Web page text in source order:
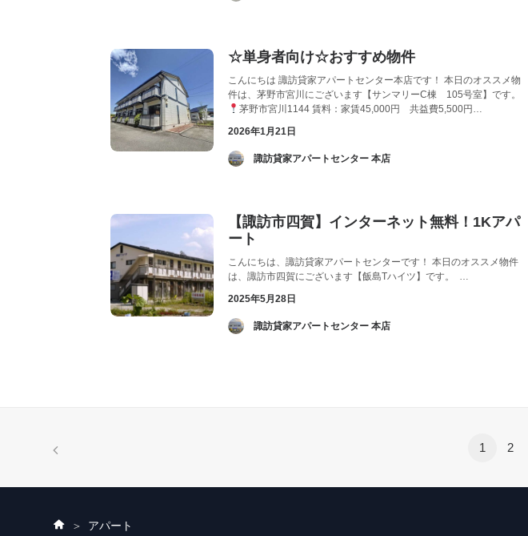
☆単身者向け☆おすすめ物件
こんにちは 諏訪貸家アパートセンター本店です！ 本日のオススメ物
件は、茅野市宮川にございます【サンマリーC棟 105号室】です。
茅野市宮川1144 賃料：家賃45,000円 共益費5,500円…
2026年1月21日
­ 諏訪貸家アパートセンター 本店
【諏訪市四賀】インターネット無料！1Kアパ
ート
こんにちは、諏訪貸家アパートセンターです！ 本日のオススメ物件
は、諏訪市四賀にございます【飯島Tハイツ】です。 …
2025年5月28日
­ 諏訪貸家アパートセンター 本店
1 2
ホ
アパート